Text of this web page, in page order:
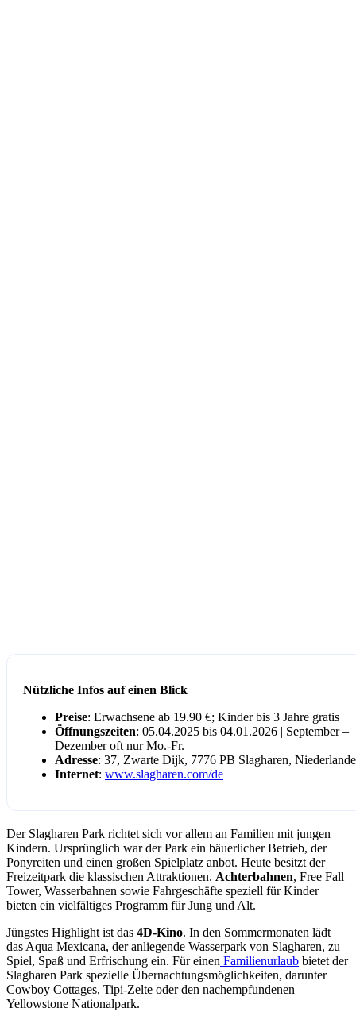
Nützliche Infos auf einen Blick
Preise: Erwachsene ab 19.90 €; Kinder bis 3 Jahre gratis
Öffnungszeiten: 05.04.2025 bis 04.01.2026 | September –
Dezember oft nur Mo.-Fr.
Adresse: 37, Zwarte Dijk, 7776 PB Slagharen, Niederlande
Internet: www.slagharen.com/de
Der Slagharen Park richtet sich vor allem an Familien mit jungen
Kindern. Ursprünglich war der Park ein bäuerlicher Betrieb, der
Ponyreiten und einen großen Spielplatz anbot. Heute besitzt der
Freizeitpark die klassischen Attraktionen. Achterbahnen, Free Fall
Tower, Wasserbahnen sowie Fahrgeschäfte speziell für Kinder
bieten ein vielfältiges Programm für Jung und Alt.
Jüngstes Highlight ist das 4D-Kino. In den Sommermonaten lädt
das Aqua Mexicana, der anliegende Wasserpark von Slagharen, zu
Spiel, Spaß und Erfrischung ein. Für einen Familienurlaub bietet der
Slagharen Park spezielle Übernachtungsmöglichkeiten, darunter
Cowboy Cottages, Tipi-Zelte oder den nachempfundenen
Yellowstone Nationalpark.